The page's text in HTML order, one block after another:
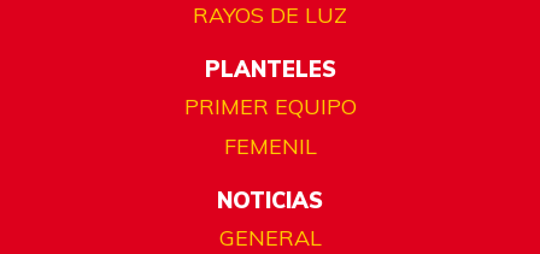
RAYOS DE LUZ
PLANTELES
PRIMER EQUIPO
FEMENIL
NOTICIAS
GENERAL